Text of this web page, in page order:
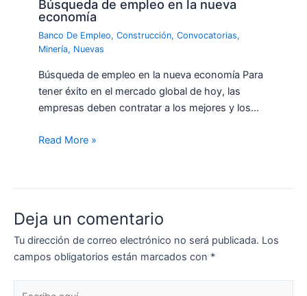
Búsqueda de empleo en la nueva
economía
Banco De Empleo,Construcción,Convocatorias,
Minería, Nuevas
Búsqueda de empleo en la nueva economía Para
tener éxito en el mercado global de hoy, las
empresas deben contratar a los mejores y los…
Read More »
Deja un comentario
Tu dirección de correo electrónico no será publicada. Los
campos obligatorios están marcados con *